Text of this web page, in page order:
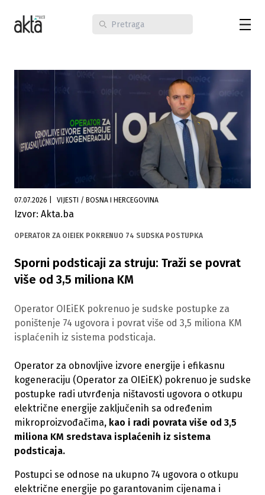
07.07.2026 VIJESTI / BOSNA I HERCEGOVINA
Izvor: Akta.ba
OPERATOR ZA OIEIEK POKRENUO 74 SUDSKA POSTUPKA
Sporni podsticaji za struju: Traži se povrat
više od 3,5 miliona KM
Operator OIEiEK pokrenuo je sudske postupke za
poništenje 74 ugovora i povrat više od 3,5 miliona KM
isplaćenih iz sistema podsticaja.
Operator za obnovljive izvore energije i efikasnu
kogeneraciju (Operator za OIEiEK) pokrenuo je sudske
postupke radi utvrđenja ništavosti ugovora o otkupu
električne energije zaključenih sa određenim
mikroproizvođačima, kao i radi povrata više od 3,5
miliona KM sredstava isplaćenih iz sistema
podsticaja.
Postupci se odnose na ukupno 74 ugovora o otkupu
električne energije po garantovanim cijenama i